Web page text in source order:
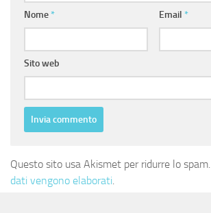
Nome * Email *
Sito web
Questo sito usa Akismet per ridurre lo spam.
dati vengono elaborati.